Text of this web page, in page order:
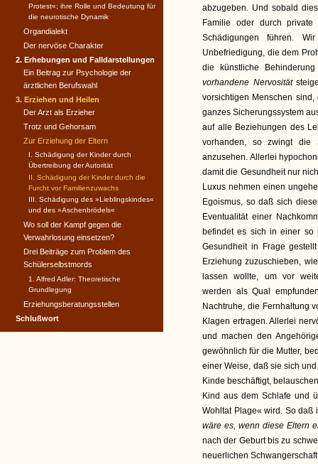
abzugeben. Und sobald
Familie oder durch
Schädigungen führen.
Unbefriedigung, die dem
die künstliche
vorhandene Nervosität
vorsichtigen Menschen
ganzes Sicherungssystem
auf alle Beziehungen des
vorhanden, so zwingt die
anzusehen. Allerlei
damit die Gesundheit nur
Luxus nehmen einen
Egoismus, so daß sich
Eventualität einer
befindet es sich in einer so
Gesundheit in Frage
Erziehung zuzuschieben,
lassen wollte, um vor
werden als Qual
Nachtruhe, die Fernhaltung
Klagen ertragen. Allerlei
und machen den
gewöhnlich für die Mutter,
einer Weise, daß sie sich
Kinde beschäftigt,
Kind aus dem Schlafe und
Wohltat Plage« wird. So
wäre es, wenn diese Eltern
nach der Geburt bis zu
neuerlichen
Protest«; ihre Rolle und Bedeutung für
die neurotische Dynamik
Organdialekt
Der nervöse Charakter
2. Erhebungen und Falldarstellungen
Ein Beitrag zur Psychologie der
ärztlichen Berufswahl
3. Erziehen und Heilen
Der Arzt als Erzieher
Trotz und Gehorsam
Zur Erziehung der Eltern
I. Schädigung der Kinder durch
Übertreibung der Autorität
II. Schädigung der Kinder durch die
Furcht vor Familienzuwachs
III. Schädigung des »Lieblingskindes«
und des »Aschenbrödels«
Wo soll der Kampf gegen die
Verwahrlosung einsetzen?
Drei Beiträge zum Problem des
Schülerselbstmords
1. Alfred Adler: Theoretische
Grundlegung
Erziehungsberatungsstellen
Schlußwort